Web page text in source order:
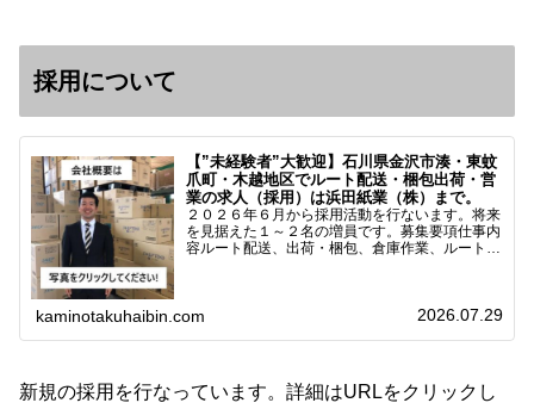
採用について
【”未経験者”大歓迎】石川県金沢市湊・東蚊
爪町・木越地区でルート配送・梱包出荷・営
業の求人（採用）は浜田紙業（株）まで。
２０２６年６月から採用活動を行ないます。将来
を見据えた１～２名の増員です。募集要項仕事内
容ルート配送、出荷・梱包、倉庫作業、ルート営
kaminotakuhaibin.com 2026.07.29
新規の採用を行なっています。詳細はURLをクリックし